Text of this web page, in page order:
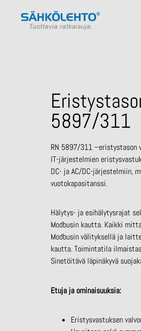
5897/311
RN 5897/311 –eristystason
IT-järjestelmien
DC- jaAC/DC-järjestelmiin,
vuotokapasitanssi.
Hälytys- ja esihälytysrajat
Modbusin kautta. Kaikki
Modbusinvälityksellä ja
kautta. Toimintatila
Sinetöitävä läpinäkyvä
Etuja ja ominaisuuksia:
Eristysvastuksen